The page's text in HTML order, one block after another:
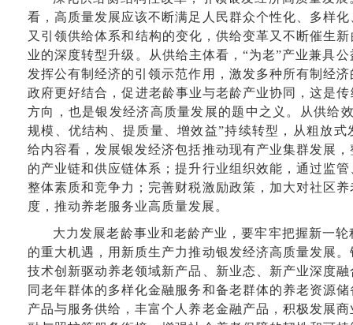
看，高质量发展应该不断满足人民群众个性化、多样
又引领供给体系和结构的变化，供给变革又不断催生
业的深度转型升级。从供给主体看，“为老”产业兼具
发挥公有制经济的引领示范作用，激发多种所有制经
政府更好结合，促进老龄事业与老龄产业协同，这是
方向，也是银发经济高质量发展的题中之义。从供给
规模、优结构、提质量、增效益”持续转型，从粗放
给内容看，发展银发经济包括推动现有产业集群发展
的产业链和供应链体系；提升行业组织效能，通过监
整体素质和竞争力；完善财税激励政策，加大对社区
度，推动养老服务业高质量发展。
大力发展老龄事业和老龄产业，要牢牢把握新一
的重大机遇，用新质生产力推动银发经济高质量发展
技术创新驱动养老领域新产品、新业态、新产业深度
同老年群体的多样化金融服务和备老群体的养老资源
产品与服务供给，丰富个人养老金融产品，积极发展